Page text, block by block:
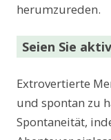
herumzureden.
Seien Sie
Extrovertierte
und spontan zu
Spontaneität,